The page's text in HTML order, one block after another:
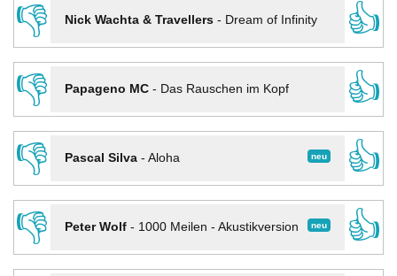
👎
Nick Wachta & Travellers- Dream of Infinity
👍
👎
Papageno MC- Das Rauschen im Kopf
👍
👎
neu
Pascal Silva- Aloha
👍
👎
neu
Peter Wolf- 1000 Meilen - Akustikversion
👍